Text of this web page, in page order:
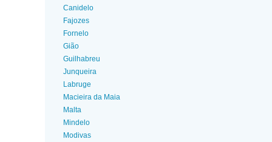
Canidelo
Fajozes
Fornelo
Gião
Guilhabreu
Junqueira
Labruge
Macieira da Maia
Malta
Mindelo
Modivas